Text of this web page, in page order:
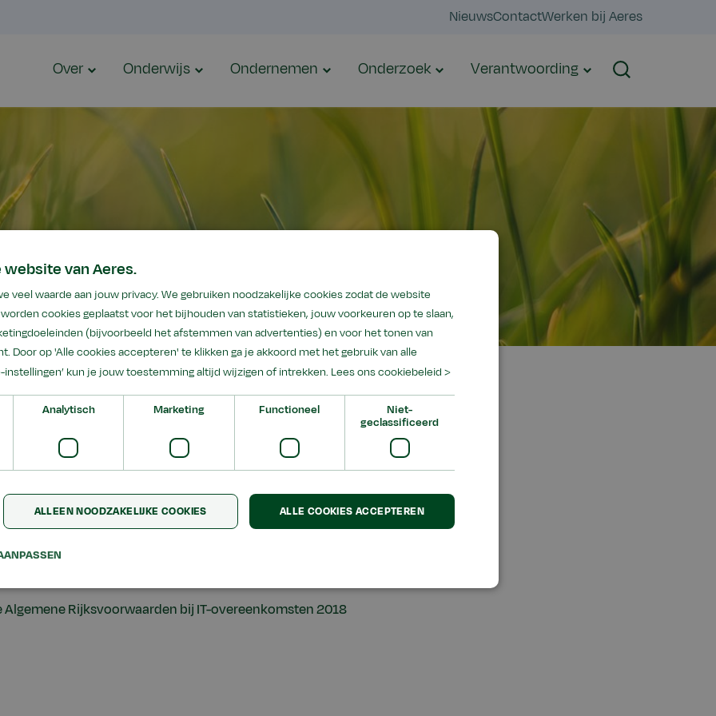
NieuwsContactWerken bij Aeres
Over Onderwijs Ondernemen Onderzoek Verantwoording Zoeken
koop- en leveringsovereenkomsten hanteert Aeres de Algemene
gaat daarbij om de:
: De Algemene Rijksvoorwaarden voor het verstrekken van opdrachten tot het
2018
Algemene Rijksvoorwaarden bij IT-overeenkomsten 2018
website van Aeres.
veel waarde aan jouw privacy. We gebruiken noodzakelijke cookies zodat de website
cookies geplaatst voor het bijhouden van statistieken, jouw voorkeuren op te slaan,
(bijvoorbeeld het afstemmen van advertenties) en voor het tonen van
Door op 'Alle cookies accepteren' te klikken ga je akkoord met het gebruik van alle
instellingen’ kun je jouw toestemming altijd wijzigen of intrekken. Lees ons cookiebeleid >
Analytisch Marketing Functioneel
Niet-
geclassificeerd
ALLE COOKIES ACCEPTEREN
ALLEEN NOODZAKELIJKE COOKIES